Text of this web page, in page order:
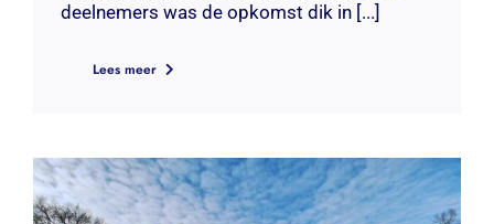
deelnemers was de opkomst dik in [...]
Lees meer